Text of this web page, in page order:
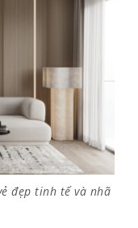
đẹp tinh tế và nhã